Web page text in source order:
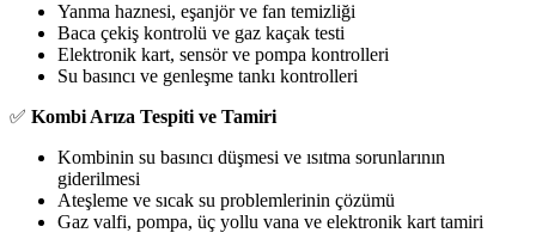
Yanma haznesi, eşanjör ve fan temizliği
Baca çekiş kontrolü ve gaz kaçak testi
Elektronik kart, sensör ve pompa kontrolleri
Su basıncı ve genleşme tankı kontrolleri
✅ Kombi Arıza Tespiti ve Tamiri
Kombinin su basıncı düşmesi ve ısıtma sorunlarının
giderilmesi
Ateşleme ve sıcak su problemlerinin çözümü
Gaz valfi, pompa, üç yollu vana ve elektronik kart tamiri